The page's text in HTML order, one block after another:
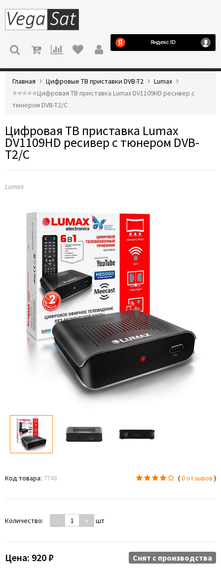
МЕНЮ
Главная Цифровые ТВ приставки DVB-T2
Lumax
⭐️⭐️⭐️⭐️⭐️Цифровая ТВ приставка Lumax DV1109HD ресивер с
тюнером DVB-T2/C
Цифровая ТВ приставка Lumax
DV1109HD ресивер с тюнером DVB-
T2/C
Lumax
Код товара: 7748 (0 отзывов )
Количество: - + шт
Цена: 920 ₽ Снят c производства